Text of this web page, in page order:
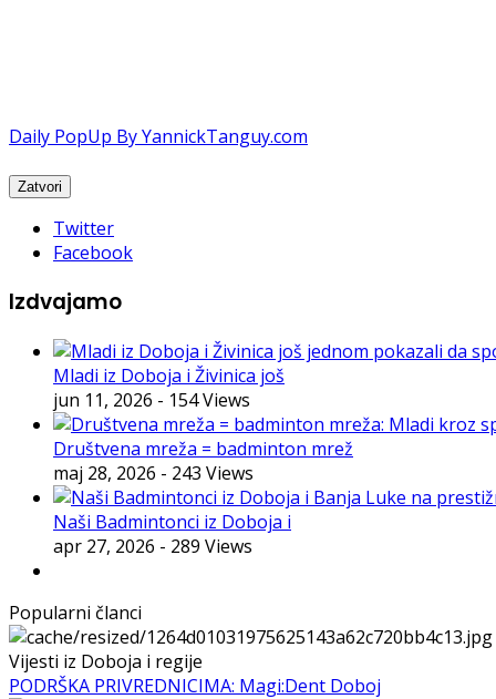
Daily PopUp By YannickTanguy.com
Twitter
Facebook
Izdvajamo
Mladi iz Doboja i Živinica još
jun 11, 2026 - 154 Views
Društvena mreža = badminton mrež
maj 28, 2026 - 243 Views
Naši Badmintonci iz Doboja i
apr 27, 2026 - 289 Views
Popularni članci
Vijesti iz Doboja i regije
PODRŠKA PRIVREDNICIMA: Magi:Dent Doboj